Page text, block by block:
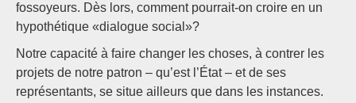
fossoyeurs. Dès lors, comment pourrait-on croire en un
hypothétique «dialogue social»?
Notre capacité à faire changer les choses, à contrer les
projets de notre patron – qu’est l’État – et de ses
représentants, se situe ailleurs que dans les instances.